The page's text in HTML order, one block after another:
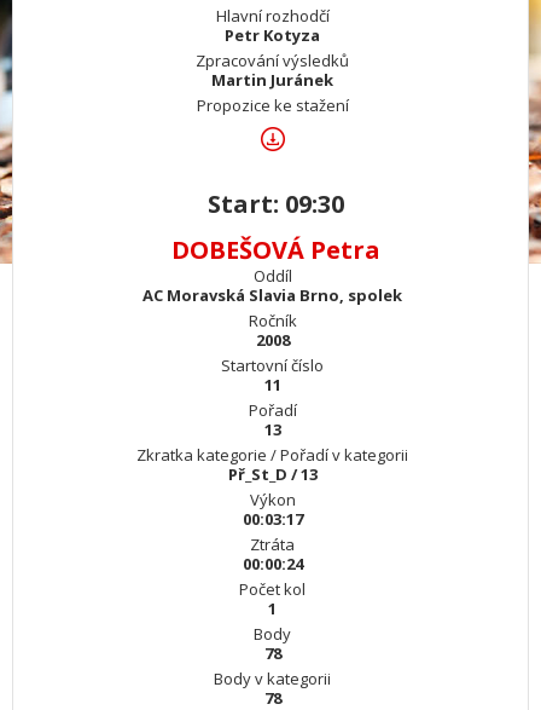
Hlavní rozhodčí
Petr Kotyza
Zpracování výsledků
Martin Juránek
Propozice ke stažení
Start: 09:30
DOBEŠOVÁ Petra
Oddíl
AC Moravská Slavia Brno, spolek
Ročník
2008
Startovní číslo
11
Pořadí
13
Zkratka kategorie / Pořadí v kategorii
Př_St_D / 13
Výkon
00:03:17
Ztráta
00:00:24
Počet kol
1
Body
78
Body v kategorii
78